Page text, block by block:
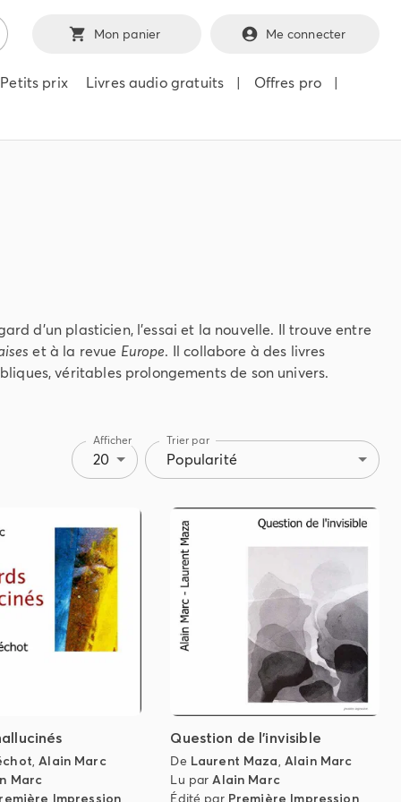
Mon panier Me connecter
Petits prix Livres audio gratuits | Offres pro
|
d’un plasticien, l’essai et la nouvelle. Il trouve entre
et à la revue Europe. Il collabore à des livres
véritables prolongements de son univers.
Afficher
20
Trier par
Popularité
,Alain Marc
Marc
Impression
Question de l'invisible
De Laurent Maza, Alain Marc
Lu parAlain Marc
Édité par Première Impression